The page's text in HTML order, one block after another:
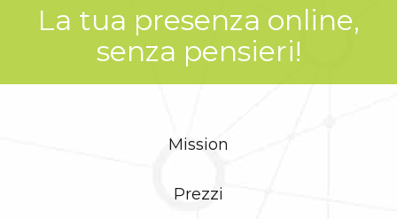
La tua presenza online,
senza pensieri!
Mission
Prezzi